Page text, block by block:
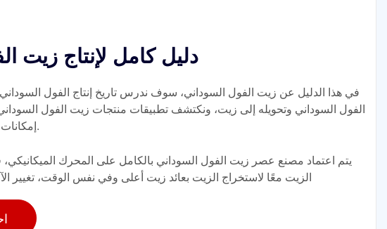
دليل كامل لإنتاج زيت
في هذا الدليل عن زيت الفول السوداني، سوف ندرس تاريخ إنتاج الفول
الفول السوداني وتحويله إلى زيت، ونكتشف تطبيقات منتجات زيت الفول
إمكانات النمو العالمية لهذا السوق.
يتم اعتماد مصنع عصر زيت الفول السوداني بالكامل على المحرك
الزيت معًا لاستخراج الزيت بعائد زيت أعلى وفي نفس الوقت، تغيير